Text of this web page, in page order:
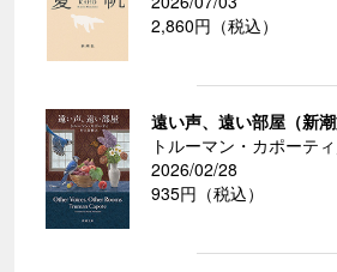
2,860円（税込）
遠い声、遠い部屋（新潮
トルーマン・カポーテ
2026/02/28
935円（税込）